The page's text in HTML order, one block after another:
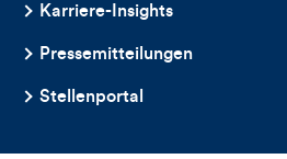
Karriere-Insights
Pressemitteilungen
Stellenportal